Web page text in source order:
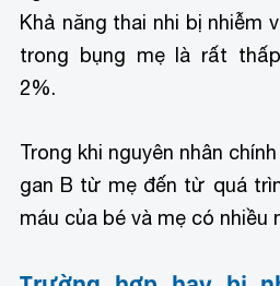
Khả năng thai nhi bị nhiễm
trong bụng mẹ là rất
2%.
Trong khi nguyên nhân
gan B từ mẹ đến từ quá
máu của bé và mẹ có nhiều